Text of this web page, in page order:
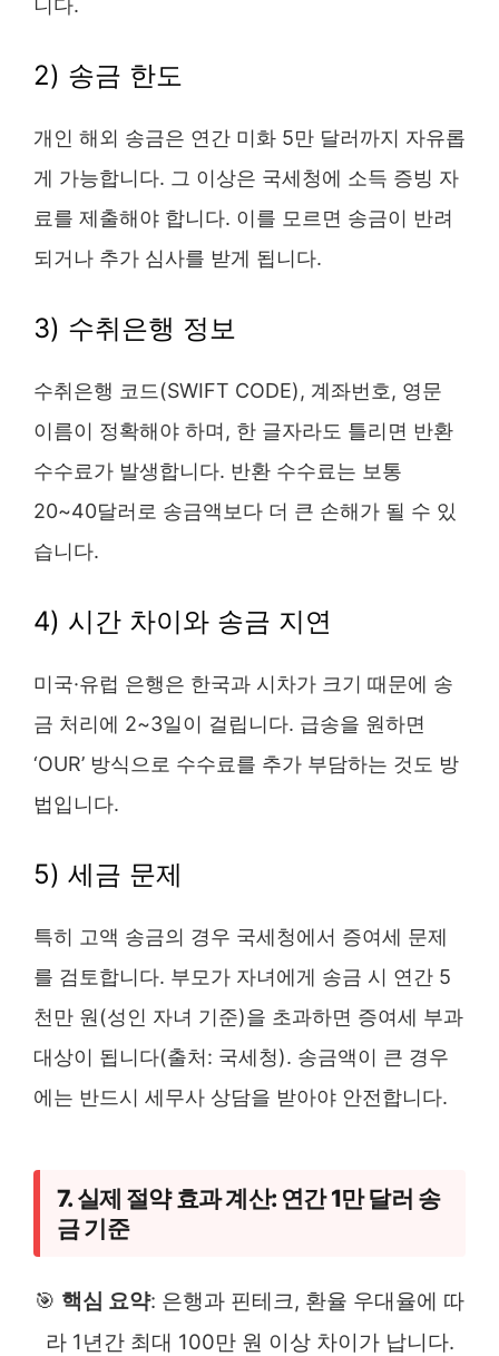
니다.
2) 송금 한도
개인 해외 송금은 연간 미화 5만 달러까지 자유롭
게 가능합니다. 그 이상은 국세청에 소득 증빙 자
료를 제출해야 합니다. 이를 모르면 송금이 반려
되거나 추가 심사를 받게 됩니다.
3) 수취은행 정보
수취은행 코드(SWIFT CODE), 계좌번호, 영문
이름이 정확해야 하며, 한 글자라도 틀리면 반환
수수료가 발생합니다. 반환 수수료는 보통
20~40달러로 송금액보다 더 큰 손해가 될 수 있
습니다.
4) 시간 차이와 송금 지연
미국·유럽 은행은 한국과 시차가 크기 때문에 송
금 처리에 2~3일이 걸립니다. 급송을 원하면
‘OUR’ 방식으로 수수료를 추가 부담하는 것도 방
법입니다.
5) 세금 문제
특히 고액 송금의 경우 국세청에서 증여세 문제
를 검토합니다. 부모가 자녀에게 송금 시 연간 5
천만 원(성인 자녀 기준)을 초과하면 증여세 부과
대상이 됩니다(출처: 국세청). 송금액이 큰 경우
에는 반드시 세무사 상담을 받아야 안전합니다.
7. 실제 절약 효과 계산: 연간 1만 달러 송
금 기준
🎯 핵심 요약: 은행과 핀테크, 환율 우대율에 따
라 1년간 최대 100만 원 이상 차이가 납니다.